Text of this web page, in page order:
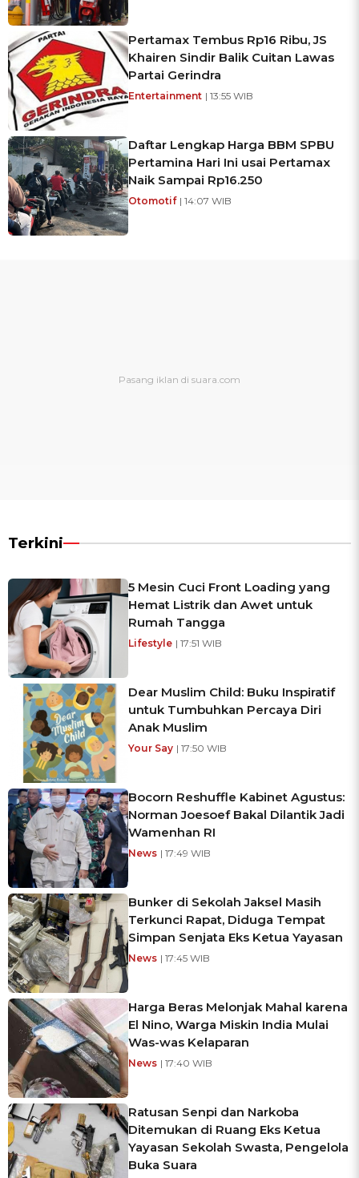
Pertamax Tembus Rp16 Ribu, JS
Khairen Sindir Balik Cuitan Lawas
Partai Gerindra
Entertainment | 13:55 WIB
Daftar Lengkap Harga BBM SPBU
Pertamina Hari Ini usai Pertamax
Naik Sampai Rp16.250
Otomotif | 14:07 WIB
Terkini
5 Mesin Cuci Front Loading yang
Hemat Listrik dan Awet untuk
Rumah Tangga
Lifestyle | 17:51 WIB
Dear Muslim Child: Buku Inspiratif
untuk Tumbuhkan Percaya Diri
Anak Muslim
Your Say | 17:50 WIB
Bocorn Reshuffle Kabinet Agustus:
Norman Joesoef Bakal Dilantik Jadi
Wamenhan RI
News | 17:49 WIB
Bunker di Sekolah Jaksel Masih
Terkunci Rapat, Diduga Tempat
Simpan Senjata Eks Ketua Yayasan
News | 17:45 WIB
Harga Beras Melonjak Mahal karena
El Nino, Warga Miskin India Mulai
Was-was Kelaparan
News | 17:40 WIB
Ratusan Senpi dan Narkoba
Ditemukan di Ruang Eks Ketua
Yayasan Sekolah Swasta, Pengelola
Buka Suara